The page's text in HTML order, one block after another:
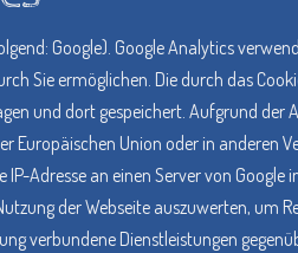
Google). Google Analytics
Sie ermöglichen. Die durch das
und dort gespeichert. Aufgrund
Europäischen Union oder in anderen
Adresse an einen Server von
der Webseite auszuwerten, um
verbundene Dienstleistungen